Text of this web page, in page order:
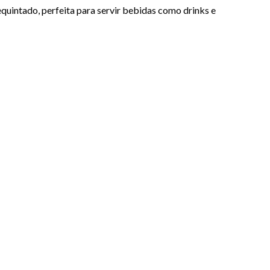
perfeita para servir bebidas como drinks e